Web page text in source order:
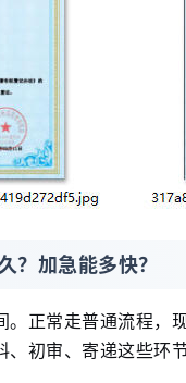
？加急能多快？
。正常走普通流程，
、初审、寄递这些环